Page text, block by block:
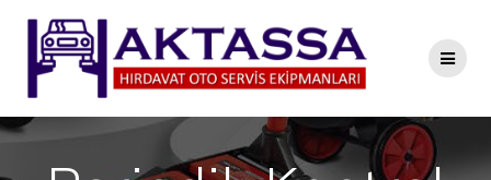
to
content